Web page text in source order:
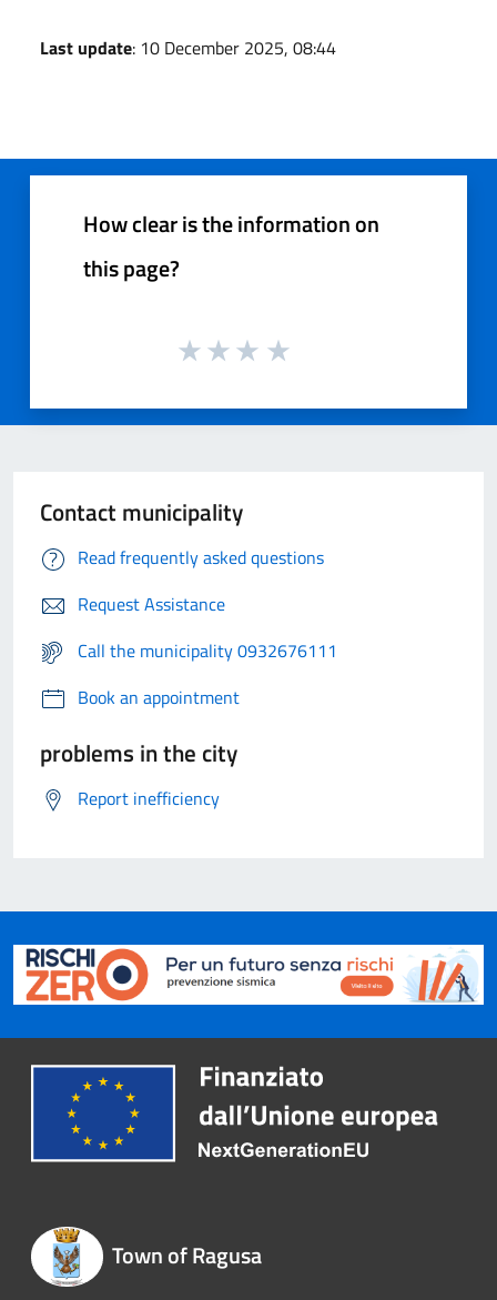
Last update: 10 December 2025, 08:44
How clear is the information on
this page?
Contact municipality
Read frequently asked questions
Request Assistance
Call the municipality 0932676111
Book an appointment
problems in the city
Report inefficiency
Town of Ragusa